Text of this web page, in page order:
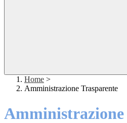
Home >
Amministrazione Trasparente
Amministrazione